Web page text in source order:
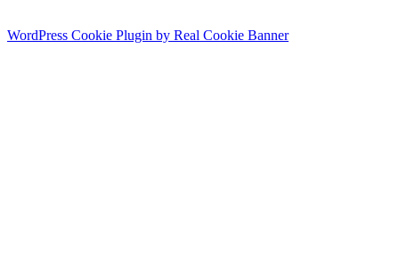
WordPress Cookie Plugin by Real Cookie Banner